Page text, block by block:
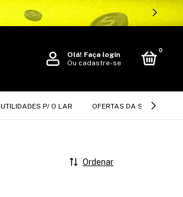
Olá! Faça login
Ou cadastre-se
0
UTILIDADES P/ O LAR OFERTAS DA SEMANA
Ordenar